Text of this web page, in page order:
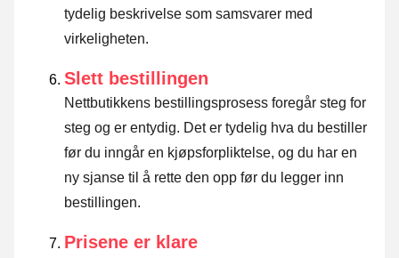
tydelig beskrivelse som samsvarer med
virkeligheten.
Slett bestillingen
Nettbutikkens bestillingsprosess foregår steg for
steg og er entydig. Det er tydelig hva du bestiller
før du inngår en kjøpsforpliktelse, og du har en
ny sjanse til å rette den opp før du legger inn
bestillingen.
Prisene er klare